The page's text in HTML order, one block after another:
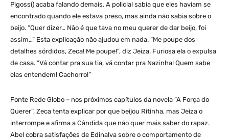
Pigossi) acaba falando demais. A policial sabia que eles haviam se
encontrado quando ele estava preso, mas ainda não sabia sobre o
beijo. “Quer dizer… Não é que tava no meu querer de dar beijo, foi
assim…” Esta explicação não ajudou em nada. “Me poupe dos
detalhes sórdidos, Zeca! Me poupe!”, diz Jeiza. Furiosa ela o expulsa
de casa. “Vá contar pra sua tia, vá contar pra Nazinha! Quem sabe
elas entendem! Cachorro!”
Fonte Rede Globo – nos próximos capítulos da novela “A Força do
Querer”, Zeca tenta explicar por que beijou Ritinha, mas Jeiza o
interrompe e afirma a Cândida que não quer mais saber do rapaz.
Abel cobra satisfações de Edinalva sobre o comportamento de